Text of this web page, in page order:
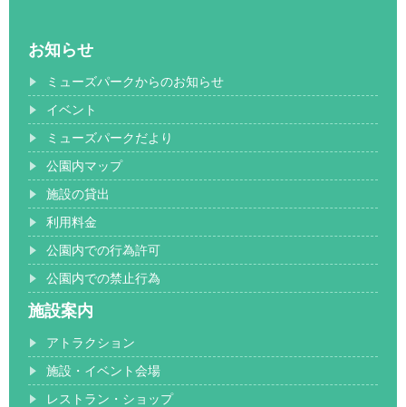
お知らせ
ミューズパークからのお知らせ
イベント
ミューズパークだより
公園内マップ
施設の貸出
利用料金
公園内での行為許可
公園内での禁止行為
施設案内
アトラクション
施設・イベント会場
レストラン・ショップ